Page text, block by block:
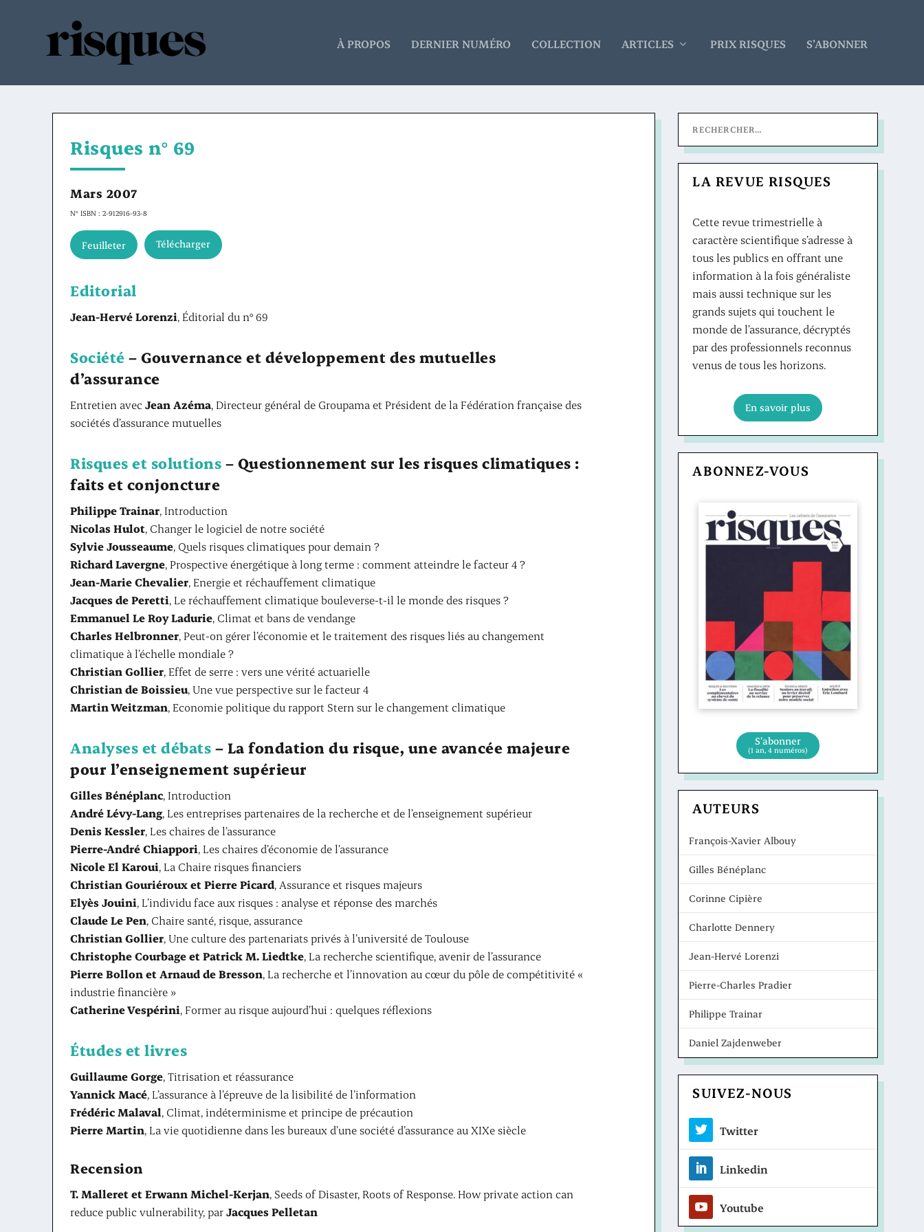
À PROPOS DERNIER NUMÉRO COLLECTION ARTICLES PRIX RISQUES S’ABONNER
Risques n° 69
Mars 2007
N° ISBN : 2-912916-93-8
Feuilleter Télécharger
Editorial
Jean-Hervé Lorenzi, Éditorial du n° 69
Société – Gouvernance et développement des mutuelles
d’assurance
Entretien avecJean Azéma, Directeur général de Groupama et Président de la Fédération française des
sociétés d’assurance mutuelles
Risques et solutions – Questionnement sur les risques climatiques :
faits et conjoncture
Philippe Trainar, Introduction
Nicolas Hulot, Changer le logiciel de notre société
Sylvie Jousseaume, Quels risques climatiques pour demain ?
Richard Lavergne, Prospective énergétique à long terme : comment atteindre le facteur 4 ?
Jean-Marie Chevalier, Energie et réchauffement climatique
Jacques de Peretti, Le réchauffement climatique bouleverse-t-il le monde des risques ?
Emmanuel Le Roy Ladurie, Climat et bans de vendange
Charles Helbronner, Peut-on gérer l’économie et le traitement des risques liés au changement
climatique à l’échelle mondiale ?
Christian Gollier, Effet de serre : vers une vérité actuarielle
Christian de Boissieu, Une vue perspective sur le facteur 4
Martin Weitzman, Economie politique du rapport Stern sur le changement climatique
Analyses et débats – La fondation du risque, une avancée majeure
pour l’enseignement supérieur
Gilles Bénéplanc, Introduction
André Lévy-Lang, Les entreprises partenaires de la recherche et de l’enseignement supérieur
Denis Kessler, Les chaires de l’assurance
Pierre-André Chiappori, Les chaires d’économie de l’assurance
Nicole El Karoui, La Chaire risques financiers
Christian Gouriéroux et Pierre Picard, Assurance et risques majeurs
Elyès Jouini, L’individu face aux risques : analyse et réponse des marchés
Claude Le Pen, Chaire santé, risque, assurance
Christian Gollier, Une culture des partenariats privés à l’université de Toulouse
Christophe Courbage et Patrick M. Liedtke, La recherche scientifique, avenir de l’assurance
Pierre Bollon et Arnaud de Bresson, La recherche et l’innovation au cœur du pôle de compétitivité «
industrie financière »
Catherine Vespérini, Former au risque aujourd’hui : quelques réflexions
Études et livres
Guillaume Gorge, Titrisation et réassurance
Yannick Macé, L’assurance à l’épreuve de la lisibilité de l’information
Frédéric Malaval, Climat, indéterminisme et principe de précaution
Pierre Martin, La vie quotidienne dans les bureaux d’une société d’assurance au XIXe siècle
Recension
T. Malleret et Erwann Michel-Kerjan, Seeds of Disaster, Roots of Response. How private action can
reduce public vulnerability, parJacques Pelletan
LA REVUE RISQUES
Cette revue trimestrielle à
caractère scientifique s’adresse à
tous les publics en offrant une
information à la fois généraliste
mais aussi technique sur les
grands sujets qui touchent le
monde de l’assurance, décryptés
par des professionnels reconnus
venus de tous les horizons.
En savoir plus
ABONNEZ-VOUS
S’abonner
(1 an, 4 numéros)
AUTEURS
François-Xavier Albouy
Gilles Bénéplanc
Corinne Cipière
Charlotte Dennery
Jean-Hervé Lorenzi
Pierre-Charles Pradier
Philippe Trainar
Daniel Zajdenweber
SUIVEZ-NOUS
Twitter
Linkedin
Youtube